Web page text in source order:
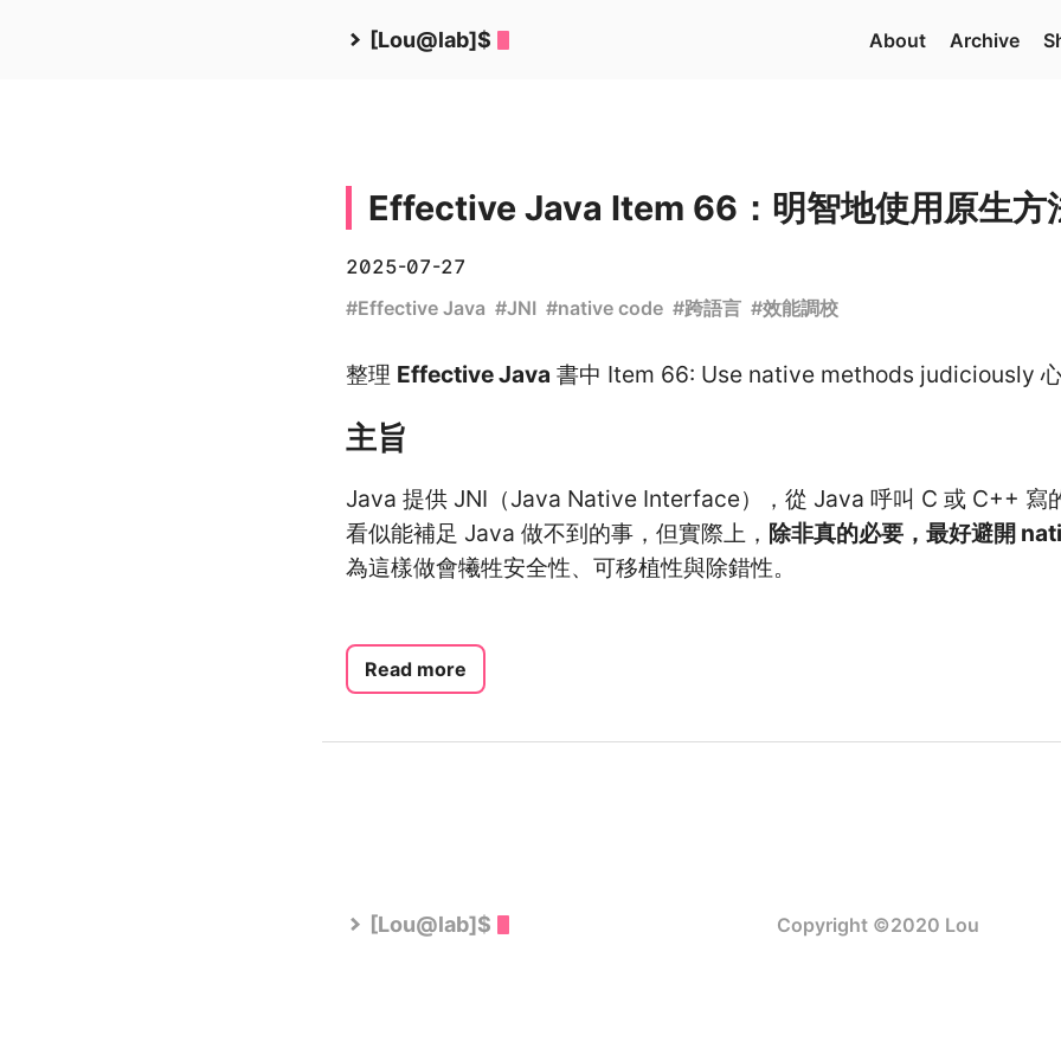
[Lou@lab]$ About Archive
Effective Java Item 66：明智地使用原生方
2025-07-27
#Effective Java #JNI #native code #跨語言 #效能調校
整理 Effective Java 書中 Item 66: Use native methods judiciously
主旨
Java 提供 JNI（Java Native Interface），從 Java 呼叫 C 或 C++ 寫
看似能補足 Java 做不到的事，但實際上， 除非真的必要，最好避開
為這樣做會犧牲安全性、可移植性與除錯性。
Read more
[Lou@lab]$ Copyright ©2020 Lou